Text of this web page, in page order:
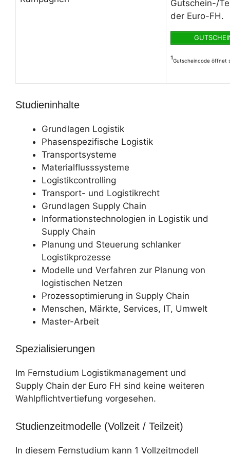
Gutschein-/
der Euro-FH.
¹Gutscheincode öffnet
Studieninhalte
Grundlagen Logistik
Phasenspezifische Logistik
Transportsysteme
Materialflusssysteme
Logistikcontrolling
Transport- und Logistikrecht
Grundlagen Supply Chain
Informationstechnologien in Logistik und
Supply Chain
Planung und Steuerung schlanker
Logistikprozesse
Modelle und Verfahren zur Planung von
logistischen Netzen
Prozessoptimierung in Supply Chain
Menschen, Märkte, Services, IT, Umwelt
Master-Arbeit
Spezialisierungen
Im Fernstudium Logistikmanagement und
Supply Chain der Euro FH sind keine weiteren
Wahlpflichtvertiefung vorgesehen.
Studienzeitmodelle (Vollzeit / Teilzeit)
In diesem Fernstudium kann 1 Vollzeitmodell